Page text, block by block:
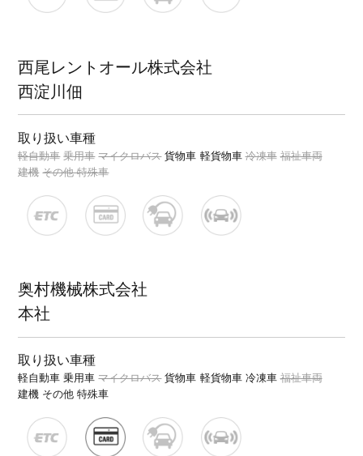
西尾レントオール株式会社
西淀川佃
取り扱い車種
軽自動車 乗用車 マイクロバス 貨物車 軽貨物車 冷凍車 福祉車両
建機 その他 特殊車
奥村機械株式会社
本社
取り扱い車種
軽自動車 乗用車 マイクロバス 貨物車 軽貨物車 冷凍車 福祉車両
建機 その他 特殊車